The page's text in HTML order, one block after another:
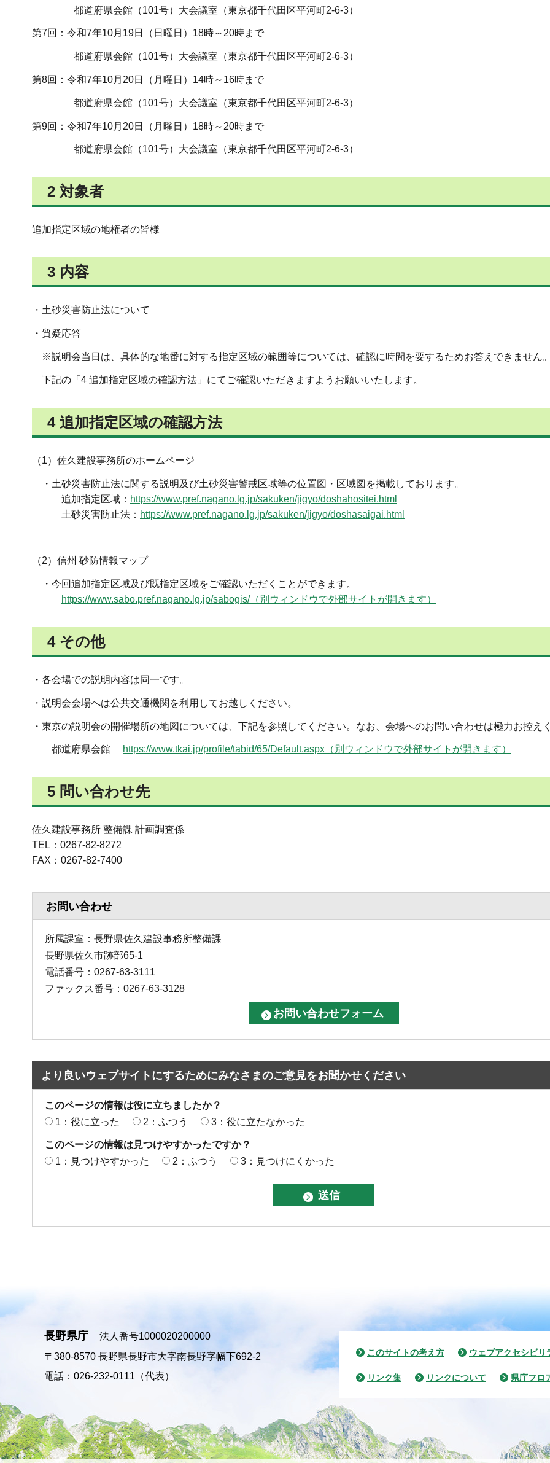
都道府県会館（101号）大会議室（東京都千代田区平河町2-6-3）
第7回：令和7年10月19日（日曜日）18時～20時まで
都道府県会館（101号）大会議室（東京都千代田区平河町2-6-3）
第8回：令和7年10月20日（月曜日）14時～16時まで
都道府県会館（101号）大会議室（東京都千代田区平河町2-6-3）
第9回：令和7年10月20日（月曜日）18時～20時まで
都道府県会館（101号）大会議室（東京都千代田区平河町2-6-3）
2 対象者
追加指定区域の地権者の皆様
3 内容
・土砂災害防止法について
・質疑応答
※説明会当日は、具体的な地番に対する指定区域の範囲等については、確認に時間を要するためお答えできません。
下記の「4 追加指定区域の確認方法」にてご確認いただきますようお願いいたします。
4 追加指定区域の確認方法
（1）佐久建設事務所のホームページ
・土砂災害防止法に関する説明及び土砂災害警戒区域等の位置図・区域図を掲載しております。
追加指定区域： https://www.pref.nagano.lg.jp/sakuken/jigyo/doshahositei.html
土砂災害防止法： https://www.pref.nagano.lg.jp/sakuken/jigyo/doshasaigai.html
（2）信州 砂防情報マップ
・今回追加指定区域及び既指定区域をご確認いただくことができます。
https://www.sabo.pref.nagano.lg.jp/sabogis/（別ウィンドウで外部サイトが開きます）
4 その他
・各会場での説明内容は同一です。
・説明会会場へは公共交通機関を利用してお越しください。
・東京の説明会の開催場所の地図については、下記を参照してください。なお、会場へのお問い合わせは極力お控え
都道府県会館 https://www.tkai.jp/profile/tabid/65/Default.aspx（別ウィンドウで外部サイトが開きます）
5 問い合わせ先
佐久建設事務所 整備課 計画調査係
TEL：0267-82-8272
FAX：0267-82-7400
お問い合わせ
所属課室：長野県佐久建設事務所整備課
長野県佐久市跡部65-1
電話番号：0267-63-3111
ファックス番号：0267-63-3128
より良いウェブサイトにするためにみなさまのご意見をお聞かせください
このページの情報は役に立ちましたか？
1：役に立った
2：ふつう 3：役に立たなかった
このページの情報は見つけやすかったですか？
1：見つけやすかった
2：ふつう 3：見つけにくかった
長野県庁
法人番号1000020200000
〒380-8570 長野県長野市大字南長野字幅下692-2
電話：026-232-0111（代表）
このサイトの考え方 ウェブアクセシビリ
リンク集 リンクについて 県庁フロ